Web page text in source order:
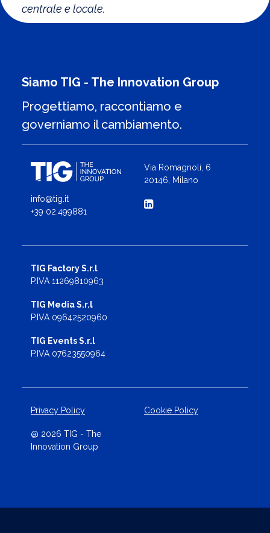
centrale e locale.
Siamo TIG - The Innovation Group
Progettiamo, raccontiamo e
governiamo il cambiamento.
info@tig.it
+39 02.499881
Via Romagnoli, 6
20146, Milano
TIG Factory S.r.l
P.IVA 11269810963
TIG Media S.r.l
P.IVA 09642520960
TIG Events S.r.l
P.IVA 07623550964
Privacy Policy Cookie Policy
@ 2026 TIG - The
Innovation Group